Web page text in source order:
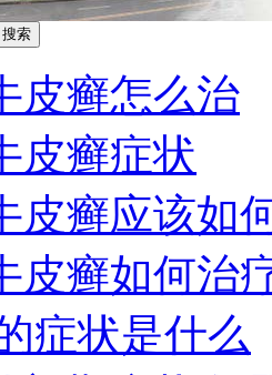
皮癣怎么治
皮癣症状
皮癣应该如
皮癣如何治
症状是什么